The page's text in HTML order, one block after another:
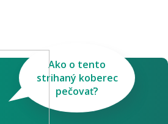
Ako o tento
strihaný koberec
pečovať?